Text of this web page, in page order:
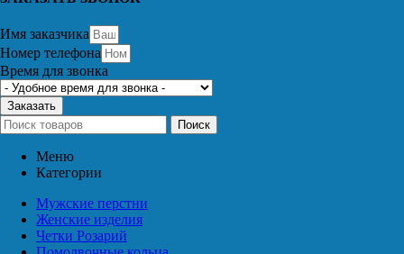
Имя заказчика
Номер телефона
Время для звонка
Заказать
Поиск
Меню
Категории
Мужские перстни
Женские изделия
Четки Розарий